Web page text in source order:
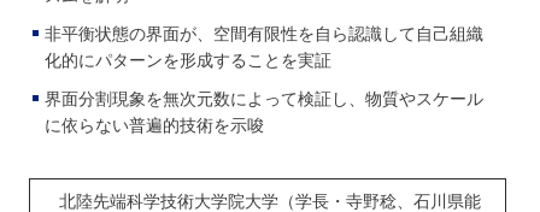
非平衡状態の界面が、空間有限性を自ら認識して自己組織
化的にパターンを形成することを実証
界面分割現象を無次元数によって検証し、物質やスケール
に依らない普遍的技術を示唆
北陸先端科学技術大学院大学（学長・寺野稔、石川県能